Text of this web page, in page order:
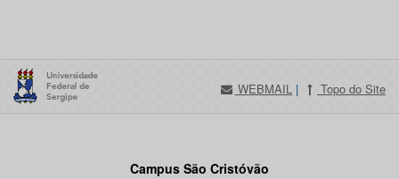
WEBMAIL | Topo do Site
Campus São Cristóvão